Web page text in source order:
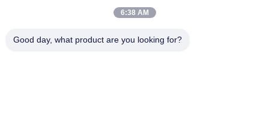
ที่อยู่
6:38 AM
Good day, what product are you looking for?